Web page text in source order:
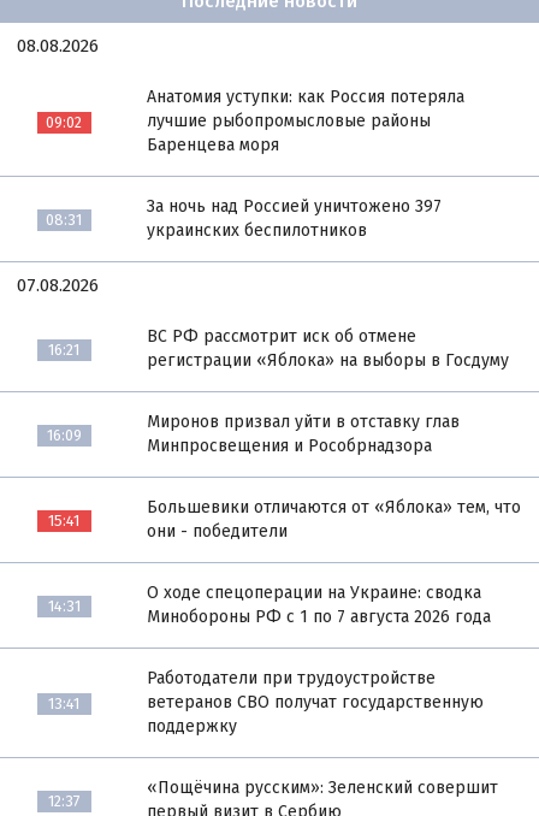
08.08.2026
09:02
Анатомия уступки: как Россия потеряла
лучшие рыбопромысловые районы
Баренцева моря
08:31
За ночь над Россией уничтожено 397
украинских беспилотников
07.08.2026
16:21
ВС РФ рассмотрит иск об отмене
регистрации «Яблока» на выборы в Госдуму
16:09
Миронов призвал уйти в отставку глав
Минпросвещения и Рособрнадзора
15:41
Большевики отличаются от «Яблока» тем, что
они - победители
14:31
О ходе спецоперации на Украине: сводка
Минобороны РФ с 1 по 7 августа 2026 года
13:41
Работодатели при трудоустройстве
ветеранов СВО получат государственную
поддержку
12:37
«Пощёчина русским»: Зеленский совершит